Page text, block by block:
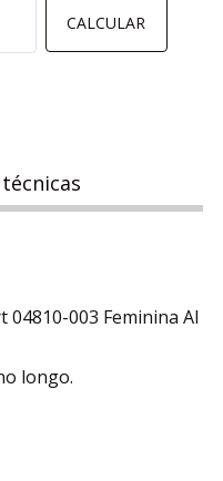
CALCULAR
003 Feminina Al
longo.